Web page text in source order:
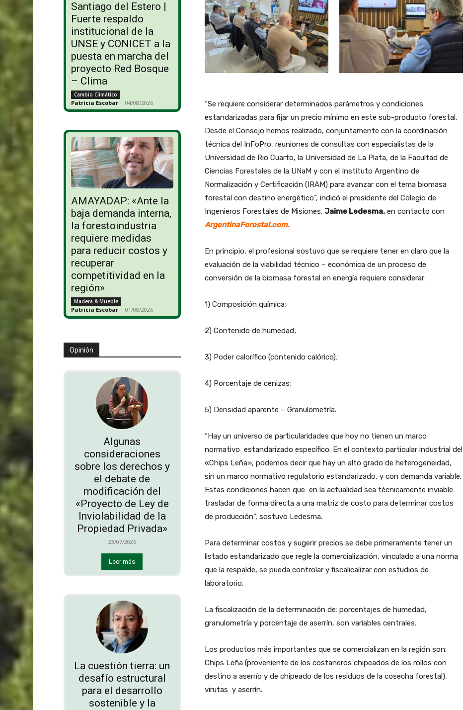
Santiago del Estero |
Fuerte respaldo
institucional de la
UNSE y CONICET a la
puesta en marcha del
proyecto Red Bosque
– Clima
Cambio Climático
Patricia Escobar - 04/08/2026
AMAYADAP: «Ante la
baja demanda interna,
la forestoindustria
requiere medidas
para reducir costos y
recuperar
competitividad en la
región»
Madera & Mueble
Patricia Escobar - 01/08/2026
Opinión
Algunas
consideraciones
sobre los derechos y
el debate de
modificación del
«Proyecto de Ley de
Inviolabilidad de la
Propiedad Privada»
23/07/2026
Leer más
La cuestión tierra: un
desafío estructural
para el desarrollo
sostenible y la
“Se requiere considerar determinados parámetros y condiciones
estandarizadas para fijar un precio mínimo en este sub-producto forestal.
Desde el Consejo hemos realizado, conjuntamente con la coordinación
técnica del InFoPro, reuniones de consultas con especialistas de la
Universidad de Rio Cuarto, la Universidad de La Plata, de la Facultad de
Ciencias Forestales de la UNaM y con el Instituto Argentino de
Normalización y Certificación (IRAM) para avanzar con el tema biomasa
forestal con destino energético”, indicó el presidente del Colegio de
Ingenieros Forestales de Misiones, Jaime Ledesma,en contacto con
ArgentinaForestal.com.
En principio, el profesional sostuvo que se requiere tener en claro que la
evaluación de la viabilidad técnico – económica de un proceso de
conversión de la biomasa forestal en energía requiere considerar:
1) Composición química;
2) Contenido de humedad;
3) Poder calorífico (contenido calórico);
4) Porcentaje de cenizas;
5) Densidad aparente – Granulometría.
“Hay un universo de particularidades que hoy no tienen un marco
normativo estandarizado específico. En el contexto particular industrial del
«Chips Leña», podemos decir que hay un alto grado de heterogeneidad,
sin un marco normativo regulatorio estandarizado, y con demanda variable.
Estas condiciones hacen que en la actualidad sea técnicamente inviable
trasladar de forma directa a una matriz de costo para determinar costos
de producción”, sostuvo Ledesma.
Para determinar costos y sugerir precios se debe primeramente tener un
listado estandarizado que regle la comercialización, vinculado a una norma
que la respalde, se pueda controlar y fiscalicalizar con estudios de
laboratorio.
La fiscalización de la determinación de: porcentajes de humedad,
granulometría y porcentaje de aserrín, son variables centrales.
Los productos más importantes que se comercializan en la región son:
Chips Leña (proveniente de los costaneros chipeados de los rollos con
destino a aserrío y de chipeado de los residuos de la cosecha forestal),
virutas y aserrín.